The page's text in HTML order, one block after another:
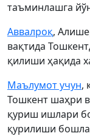
таъминлашга
Аввалроқ,
вақтида
қилиши ҳақида
Маълумот учун,
Тошкент шаҳри
қуриш ишлари
қурилиши